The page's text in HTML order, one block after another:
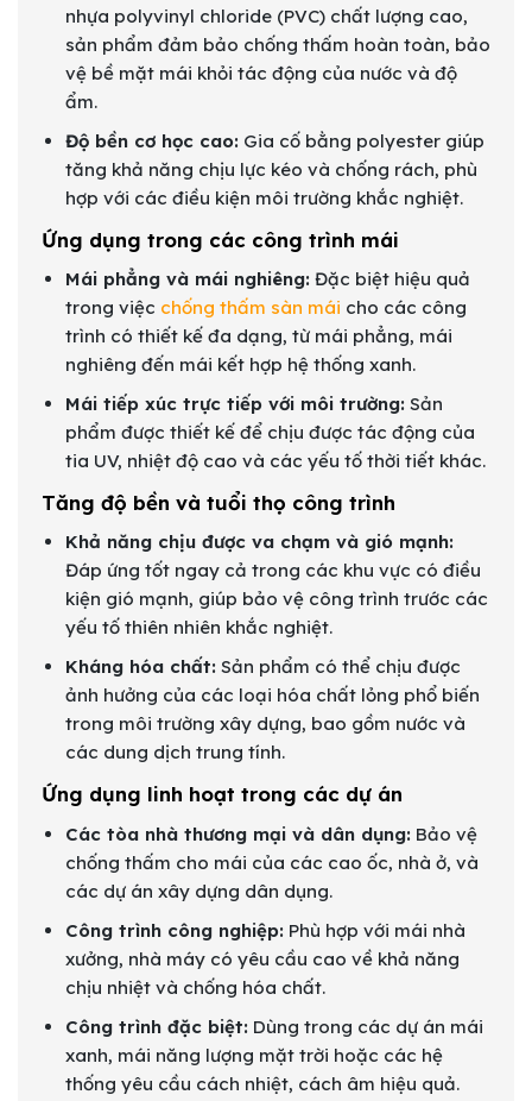
nhựa polyvinyl chloride (PVC) chất lượng cao,
sản phẩm đảm bảo chống thấm hoàn toàn, bảo
vệ bề mặt mái khỏi tác động của nước và độ
ẩm.
Độ bền cơ học cao: Gia cố bằng polyester giúp
tăng khả năng chịu lực kéo và chống rách, phù
hợp với các điều kiện môi trường khắc nghiệt.
Ứng dụng trong các công trình mái
Mái phẳng và mái nghiêng: Đặc biệt hiệu quả
trong việc chống thấm sàn mái cho các công
trình có thiết kế đa dạng, từ mái phẳng, mái
nghiêng đến mái kết hợp hệ thống xanh.
Mái tiếp xúc trực tiếp với môi trường: Sản
phẩm được thiết kế để chịu được tác động của
tia UV, nhiệt độ cao và các yếu tố thời tiết khác.
Tăng độ bền và tuổi thọ công trình
Khả năng chịu được va chạm và gió mạnh:
Đáp ứng tốt ngay cả trong các khu vực có điều
kiện gió mạnh, giúp bảo vệ công trình trước các
yếu tố thiên nhiên khắc nghiệt.
Kháng hóa chất: Sản phẩm có thể chịu được
ảnh hưởng của các loại hóa chất lỏng phổ biến
trong môi trường xây dựng, bao gồm nước và
các dung dịch trung tính.
Ứng dụng linh hoạt trong các dự án
Các tòa nhà thương mại và dân dụng: Bảo vệ
chống thấm cho mái của các cao ốc, nhà ở, và
các dự án xây dựng dân dụng.
Công trình công nghiệp: Phù hợp với mái nhà
xưởng, nhà máy có yêu cầu cao về khả năng
chịu nhiệt và chống hóa chất.
Công trình đặc biệt: Dùng trong các dự án mái
xanh, mái năng lượng mặt trời hoặc các hệ
thống yêu cầu cách nhiệt, cách âm hiệu quả.